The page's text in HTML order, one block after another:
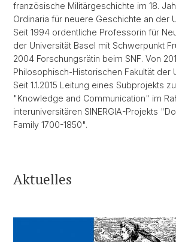
französische Militärgeschichte im 18.
Ordinaria für neuere Geschichte an der
Seit 1994 ordentliche Professorin für
der Universität Basel mit Schwerpunkt
2004 Forschungsrätin beim SNF. Von
Philosophisch-Historischen Fakultät der
Seit 1.1.2015 Leitung eines Subprojekts
"Knowledge and Communication" im
interuniversitären SINERGIA-Projekts
Family 1700-1850".
Aktuelles